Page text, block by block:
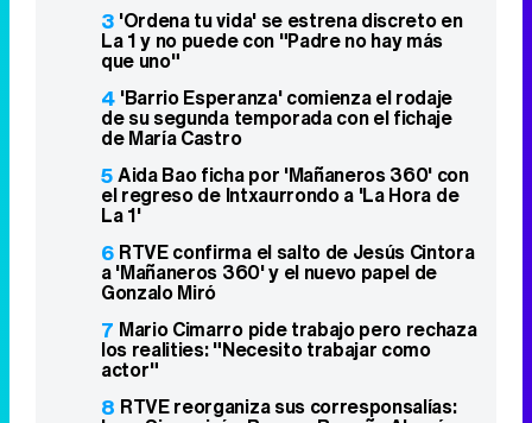
3 'Ordena tu vida' se estrena discreto en
La 1 y no puede con "Padre no hay más
que uno"
4 'Barrio Esperanza' comienza el rodaje
de su segunda temporada con el fichaje
de María Castro
5Aida Bao ficha por 'Mañaneros 360' con
el regreso de Intxaurrondo a 'La Hora de
La 1'
6 RTVE confirma el salto de Jesús Cintora
a 'Mañaneros 360' y el nuevo papel de
Gonzalo Miró
7 Mario Cimarro pide trabajo pero rechaza
los realities: "Necesito trabajar como
actor"
8 RTVE reorganiza sus corresponsalías: